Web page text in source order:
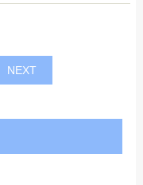
NEXT